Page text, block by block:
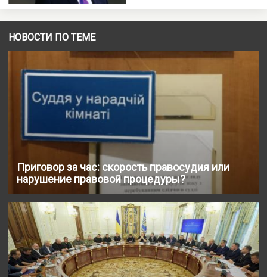
НОВОСТИ ПО ТЕМЕ
Приговор за час: скорость правосудия или
нарушение правовой процедуры?